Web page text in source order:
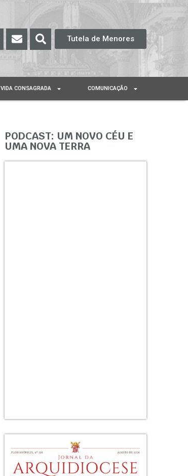
Tutela de Menores
VIDA CONSAGRADA COMUNICAÇÃO
PODCAST: UM NOVO CÉU E
UMA NOVA TERRA